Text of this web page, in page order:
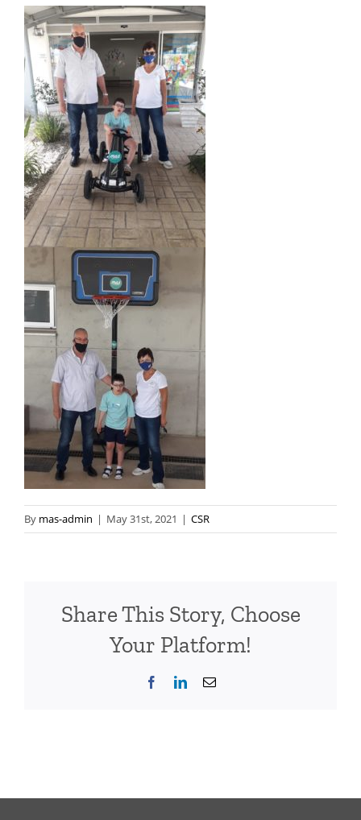
By mas-admin | May 31st, 2021 | CSR
Share This Story, Choose
Your Platform!
FacebookLinkedInEmail